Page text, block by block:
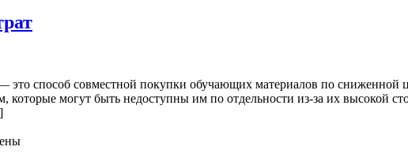
способ совместной покупки обучающих материалов по сниженной
могут быть недоступны им по отдельности из-за их высокой